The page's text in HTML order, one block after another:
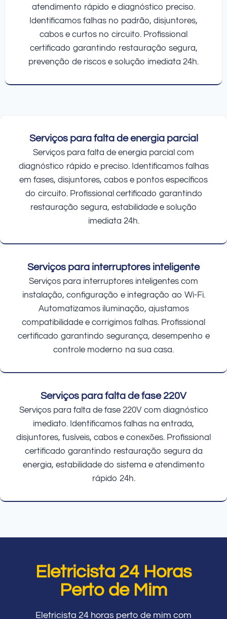
atendimento rápido e diagnóstico preciso.
Identificamos falhas no padrão, disjuntores,
cabos e curtos no circuito. Profissional
certificado garantindo restauração segura,
prevenção de riscos e solução imediata 24h.
Serviços para falta de energia parcial
Serviços para falta de energia parcial com
diagnóstico rápido e preciso. Identificamos falhas
em fases, disjuntores, cabos e pontos específicos
do circuito. Profissional certificado garantindo
restauração segura, estabilidade e solução
imediata 24h.
Serviços para interruptores inteligente
Serviços para interruptores inteligentes com
instalação, configuração e integração ao Wi-Fi.
Automatizamos iluminação, ajustamos
compatibilidade e corrigimos falhas. Profissional
certificado garantindo segurança, desempenho e
controle moderno na sua casa.
Serviços para falta de fase 220V
Serviços para falta de fase 220V com diagnóstico
imediato. Identificamos falhas na entrada,
disjuntores, fusíveis, cabos e conexões. Profissional
certificado garantindo restauração segura da
energia, estabilidade do sistema e atendimento
rápido 24h.
Eletricista 24 Horas
Perto de Mim
Eletricista 24 horas perto de mim com